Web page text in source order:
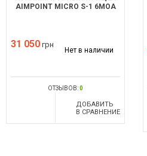
AIMPOINT MICRO S-1 6МОА
31 050 грн
Нет в наличии
ОТЗЫВОВ:0
ДОБАВИТЬ
В СРАВНЕНИЕ